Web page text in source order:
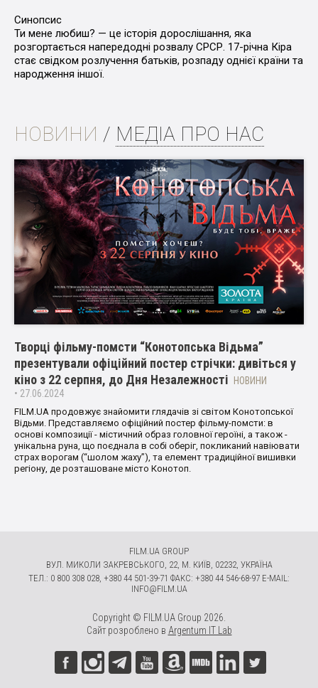
Синопсис
Ти мене любиш? — це історія дорослішання, яка
розгортається напередодні розвалу СРСР. 17-річна Кіра
стає свідком розлучення батьків, розпаду однієї країни та
народження іншої.
НОВИНИ / МЕДІА ПРО НАС
Творці фільму-помсти “Конотопська Відьма”
презентували офіційний постер стрічки: дивіться у
кіно з 22 серпня, до Дня Незалежності НОВИНИ
• 27.06.2024
FILM.UA продовжує знайомити глядачів зі світом Конотопської
Відьми. Представляємо офіційний постер фільму-помсти: в
основі композиції - містичний образ головної героїні, а також -
унікальна руна, що поєднала в собі оберіг, покликаний навіювати
страх ворогам (“шолом жаху”), та елемент традиційної вишивки
регіону, де розташоване місто Конотоп.
FILM.UA GROUP
ВУЛ. МИКОЛИ ЗАКРЕВСЬКОГО, 22, М. КИЇВ, 02232, УКРАЇНА
ТЕЛ.: 0 800 308 028, +380 44 501-39-71 ФАКС: +380 44 546-68-97 E-MAIL:
INFO@FILM.UA
Copyright © FILM.UA Group 2026.
Сайт розроблено в Argentum IT Lab